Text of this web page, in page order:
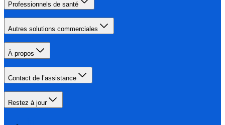
Professionnels de santé
Autres solutions commerciales
À propos
Contact de l’assistance
Restez à jour